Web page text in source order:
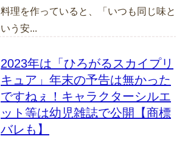
料理を作っていると、「いつも同じ味と
いう安...
2023年は「ひろがるスカイプリ
キュア」年末の予告は無かった
ですねぇ！キャラクターシルエ
ット等は幼児雑誌で公開【商標
バレも】